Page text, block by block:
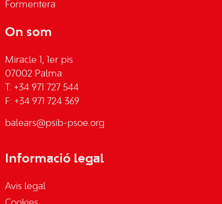
Formentera
On som
Miracle 1, 1er pis
07002 Palma
T: +34 971 727 544
F: +34 971 724 369
balears@psib-psoe.org
Informació legal
Avis legal